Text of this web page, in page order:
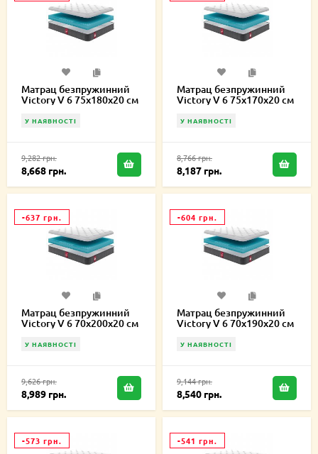
Матрац безпружинний
Victory V 6 75х180х20 см
У НАЯВНОСТІ
9,282 грн.
8,668 грн.
Матрац безпружинний
Victory V 6 75х170х20 см
У НАЯВНОСТІ
8,766 грн.
8,187 грн.
-637 грн.
Матрац безпружинний
Victory V 6 70х200х20 см
У НАЯВНОСТІ
9,626 грн.
8,989 грн.
-604 грн.
Матрац безпружинний
Victory V 6 70х190х20 см
У НАЯВНОСТІ
9,144 грн.
8,540 грн.
-573 грн. -541 грн.